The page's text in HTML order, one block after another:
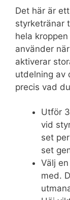
Det här är
styrketränar
hela
använder
aktiverar
utdelning av
precis vad
Utför
vid
set
set
Välj
med.